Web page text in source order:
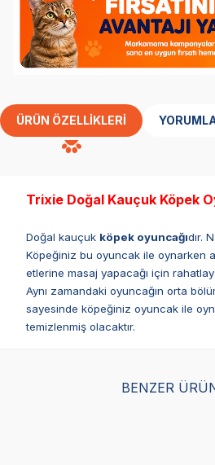
ÜRÜN ÖZELLIKLERI
Trixie Doğal Kauçuk Köpek
Doğal kauçuk köpek oyuncağıdır.
Köpeğiniz bu oyuncak ile oynarken
etlerine masaj yapacağı için
Aynı zamandaki oyuncağın orta
sayesinde köpeğiniz oyuncak ile
temizlenmiş olacaktır.
BENZER